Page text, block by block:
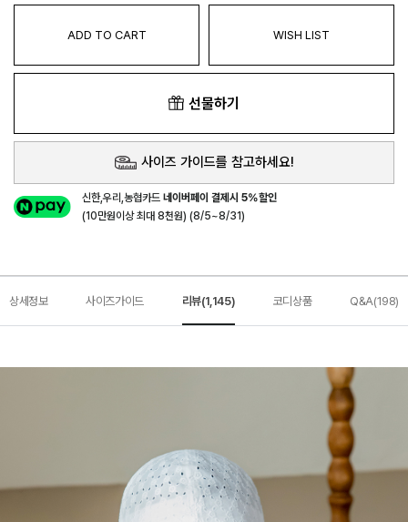
ADD TO CART WISH LIST
선물하기
사이즈 가이드를 참고하세요!
신한,우리,농협카드네이버페이 결제시 5%할인
(10만원이상 최대 8천원) (8/5~8/31)
상세정보 사이즈가이드 리뷰(1,145) 코디상품 Q&A(198)